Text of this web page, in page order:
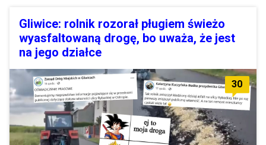
Gliwice: rolnik rozorał pługiem świeżo
wyasfaltowaną drogę, bo uważa, że jest
na jego działce
30